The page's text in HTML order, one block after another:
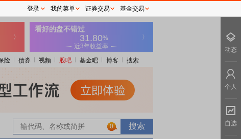
险 债券 视频 股吧 基金吧 博客 搜索
0
0
登录 我的菜单 证券交易 基金交易
动态
个人
自选